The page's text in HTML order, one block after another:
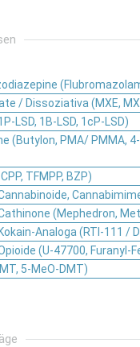
/ Dissoziativa (MXE,
LSD, 1B-LSD, 1cP-LSD)
(Butylon, PMA/ PMMA, 4-
TFMPP, BZP)
(Mephedron,
Analoga (RTI-111 /
(U-47700, Furanyl-
5-MeO-DMT)